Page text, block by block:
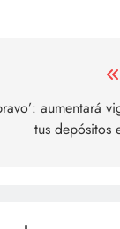
aumentará
tus depósitos